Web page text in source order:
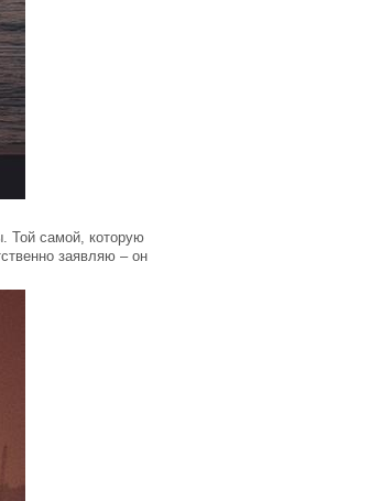
Той самой, которую
заявляю – он